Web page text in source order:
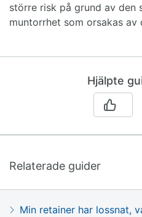
större risk på grund av den
muntorrhet som orsakas
Hjälpte
Relaterade guider
Min retainer har lossnat,